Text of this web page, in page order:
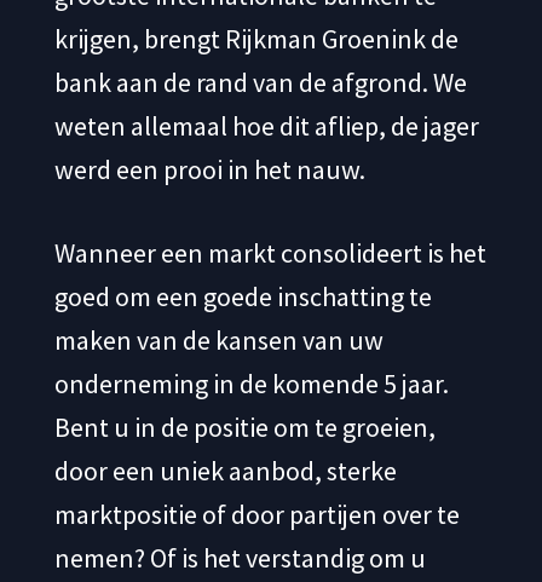
krijgen, brengt Rijkman Groenink de
bank aan de rand van de afgrond. We
weten allemaal hoe dit afliep, de jager
werd een prooi in het nauw.
Wanneer een markt consolideert is het
goed om een goede inschatting te
maken van de kansen van uw
onderneming in de komende 5 jaar.
Bent u in de positie om te groeien,
door een uniek aanbod, sterke
marktpositie of door partijen over te
nemen? Of is het verstandig om u